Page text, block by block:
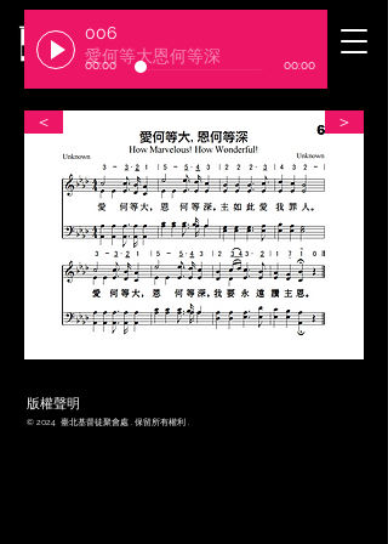
​臺北基督徒聚會處
006
愛何等大恩何等深
00:00 00:00
＜ ＞
​版權聲明
© 2024 臺北基督徒聚會處 . 保留所有權利 .